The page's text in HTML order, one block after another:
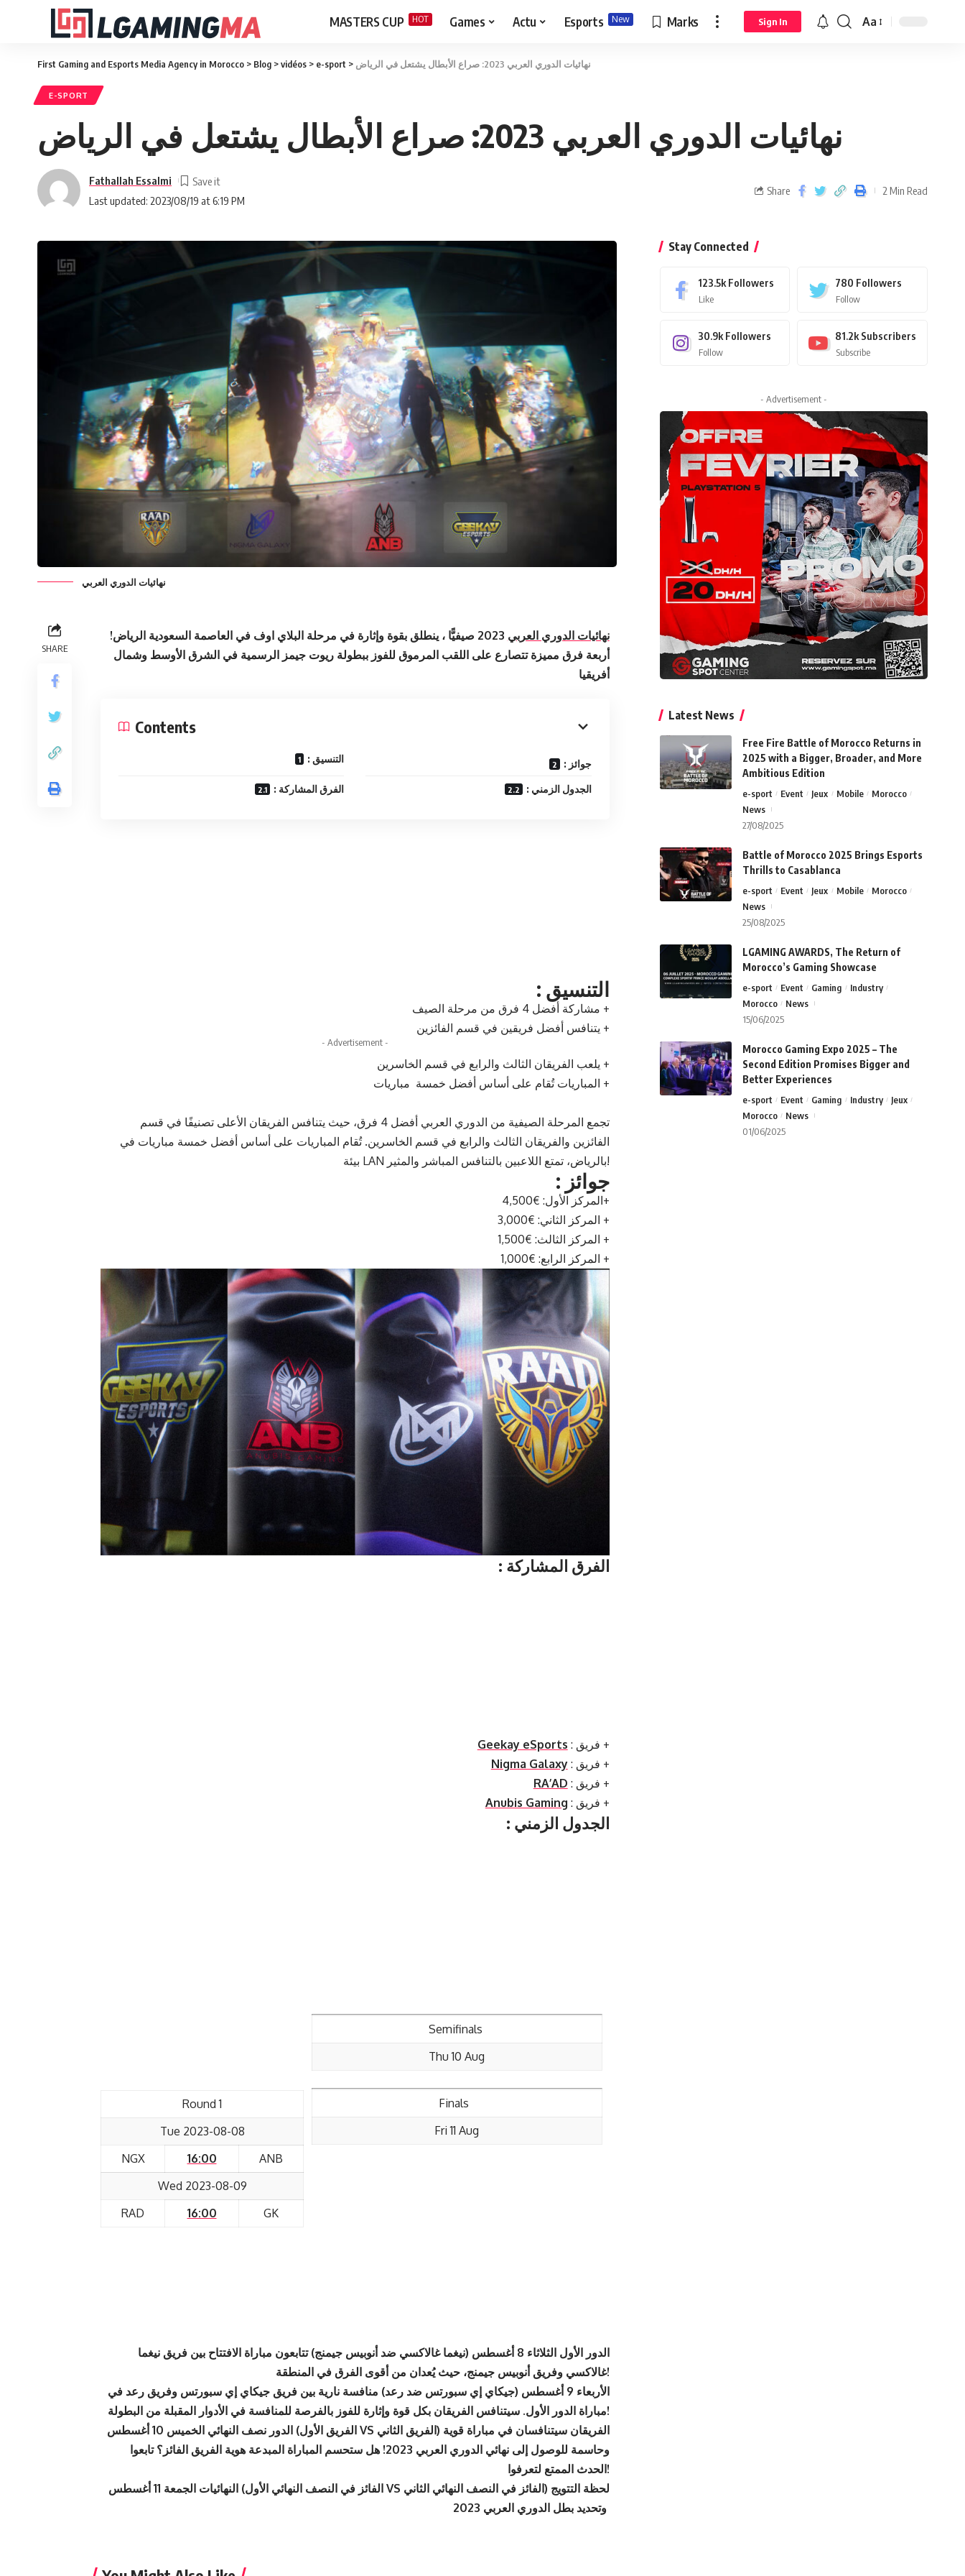
MASTERS CUP HOT Games Actu Esports New Marks Sign In Aa
First Gaming and Esports Media Agency in Morocco > Blog >vidéos > e-sport > نهائيات الدوري العربي 2023: صراع الأبطال يشتعل في الرياض
E-SPORT
نهائيات الدوري العربي 2023: صراع الأبطال يشتعل في الرياض
Last updated: 2023/08/19 at 6:19 PM
Fathallah Essalmi
Share 2 Min Read
نهائيات الدوري العربي
SHARE
نهائيات الدوري العربي
2023 صيفيًّا ، ينطلق بقوة وإثارة في مرحلة البلاي اوف في العاصمة السعودية الرياض!
أربعة فرق مميزة تتصارع على اللقب المرموق للفوز ببطولة ريوت جيمز الرسمية في الشرق الأوسط وشمال
أفريقيا
Contents
: التنسيق : جوائز
: الفرق المشاركة : الجدول الزمني
: التنسيق
مشاركة أفضل 4 فرق من مرحلة الصيف +
يتنافس أفضل فريقين في قسم الفائزين +
- Advertisement -
يلعب الفريقان الثالث والرابع في قسم الخاسرين +
المباريات تُقام على أساس أفضل خمسة مباريات +
تجمع المرحلة الصيفية من الدوري العربي أفضل 4 فرق، حيث يتنافس الفريقان الأعلى تصنيفًا في قسم
الفائزين والفريقان الثالث والرابع في قسم الخاسرين. تُقام المباريات على أساس أفضل خمسة مباريات في
بيئة LAN بالرياض، تمتع اللاعبين بالتنافس المباشر والمثير!
: جوائز
المركز الأول: €4,500+
المركز الثاني: €3,000 +
المركز الثالث: €1,500 +
المركز الرابع: €1,000 +
: الفرق المشاركة
Geekay eSports
: فريق +
Nigma Galaxy
: فريق +
RA’AD
: فريق +
Anubis Gaming
: فريق +
: الجدول الزمني
Round 1
Tue 2023-08-08
NGX
16:00
ANB
Wed 2023-08-09
RAD
16:00 GK
Semifinals
Thu 10 Aug
Finals
Fri 11 Aug
الدور الأول الثلاثاء 8 أغسطس (نيغما غالاكسي ضد أنوبيس جيمنج) تتابعون مباراة الافتتاح بين فريق نيغما
غالاكسي وفريق أنوبيس جيمنج، حيث يُعدان من أقوى الفرق في المنطقة!
الأربعاء 9 أغسطس (جيكاي إي سبورتس ضد رعد) منافسة نارية بين فريق جيكاي إي سبورتس وفريق رعد في
مباراة الدور الأول. سيتنافس الفريقان بكل قوة وإثارة للفوز بالفرصة للمنافسة في الأدوار المقبلة من البطولة!
الدور نصف النهائي الخميس 10 أغسطس (الفريق الأول VS الفريق الثاني) الفريقان سيتنافسان في مباراة قوية
وحاسمة للوصول إلى نهائي الدوري العربي 2023! هل ستحسم المباراة المبدعة هوية الفريق الفائز؟ تابعوا
الحدث الممتع لتعرفوا!
النهائيات الجمعة 11 أغسطس (الفائز في النصف النهائي الأول VS الفائز في النصف النهائي الثاني) لحظة التتويج
وتحديد بطل الدوري العربي 2023
Stay Connected
123.5k Followers
Like
780 Followers
Follow
30.9k Followers
Follow
81.2k Subscribers
Subscribe
- Advertisement -
Latest News
Free Fire Battle of Morocco Returns in
2025 with a Bigger, Broader, and More
Ambitious Edition
e-sport Event Jeux Mobile
Morocco
News
27/08/2025
Battle of Morocco 2025 Brings Esports
Thrills to Casablanca
e-sport Event Jeux Mobile
Morocco
News
25/08/2025
LGAMING AWARDS, The Return of
Morocco’s Gaming Showcase
e-sport Event Gaming
Industry
Morocco
News
15/06/2025
Morocco Gaming Expo 2025 – The
Second Edition Promises Bigger and
Better Experiences
e-sport Event Gaming Industry
Jeux
Morocco
News
01/06/2025